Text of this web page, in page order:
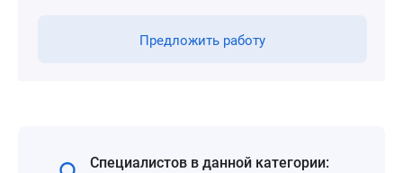
Предложить работу
Специалистов в данной категории: